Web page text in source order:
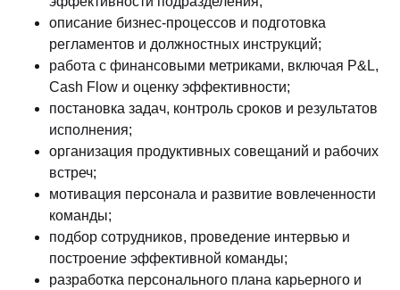
описание бизнес-процессов и подготовка
регламентов и должностных инструкций;
работа с финансовыми метриками, включая P&L,
Cash Flow и оценку эффективности;
постановка задач, контроль сроков и результатов
исполнения;
организация продуктивных совещаний и рабочих
встреч;
мотивация персонала и развитие вовлеченности
команды;
подбор сотрудников, проведение интервью и
построение эффективной команды;
разработка персонального плана карьерного и